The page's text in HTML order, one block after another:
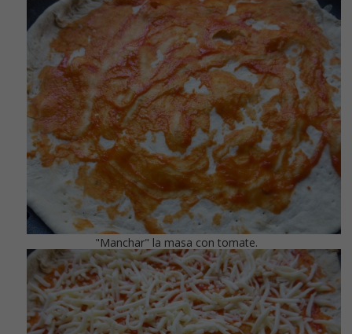
"Manchar" la masa con tomate.